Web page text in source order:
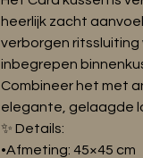
heerlijk zacht
verborgen ritssluiting
inbegrepen
Combineer het met
elegante, gelaagde
✨ Details:
•Afmeting: 45×45 cm